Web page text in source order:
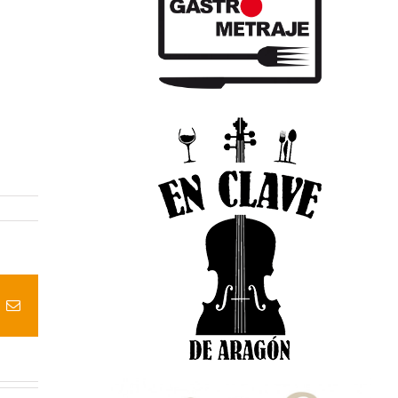
Correo